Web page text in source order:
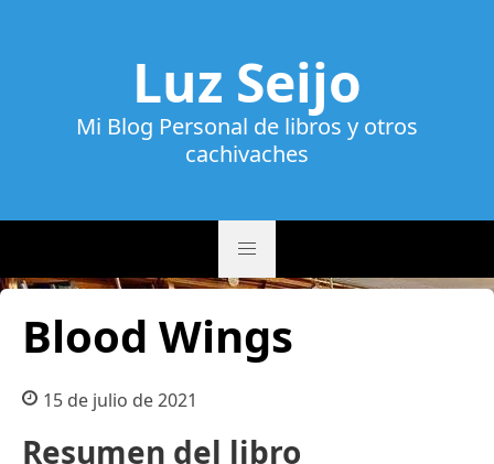
Luz Seijo
Mi Blog Personal de libros y otros
cachivaches
Blood Wings
15 de julio de 2021
Resumen del libro